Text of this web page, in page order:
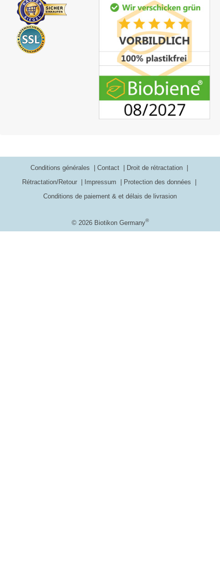
© 2026 Biotikon Germany®
Conditions générales Contact
Droit de rétractation
Rétractation/Retour
Impressum
Protection des données
Conditions de paiement & et délais de livrasion